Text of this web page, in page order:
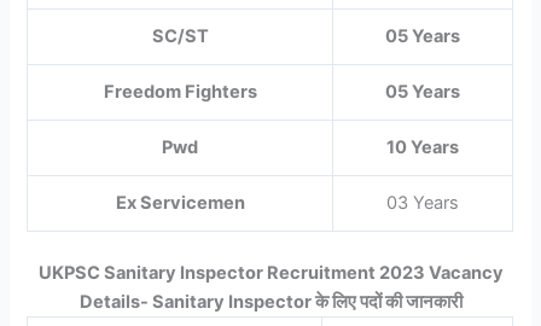
SC/ST 05 Years
Freedom Fighters 05 Years
Pwd 10 Years
Ex Servicemen 03 Years
UKPSC Sanitary Inspector Recruitment 2023 Vacancy
Details- Sanitary Inspector के लिए पदों की जानकारी